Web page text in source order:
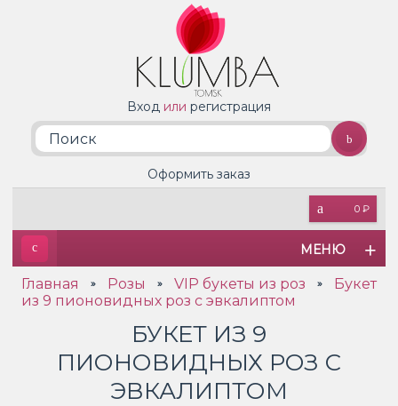
Вход или регистрация
0 ₽
Оформить заказ
МЕНЮ
Главная » Розы » VIP букеты из роз »
Букет
из 9 пионовидных роз с эвкалиптом
БУКЕТ ИЗ 9
ПИОНОВИДНЫХ РОЗ С
ЭВКАЛИПТОМ